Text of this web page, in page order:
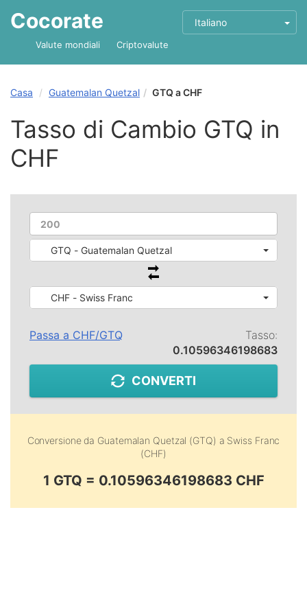
Cocorate Italiano
Valute mondiali Criptovalute
Casa Guatemalan Quetzal GTQ a CHF
Tasso di Cambio GTQ in
CHF
GTQ - Guatemalan Quetzal
CHF - Swiss Franc
Passa a CHF/GTQ
Tasso:
0.10596346198683
CONVERTI
Conversione da Guatemalan Quetzal (GTQ) a Swiss Franc
(CHF)
1 GTQ = 0.10596346198683 CHF